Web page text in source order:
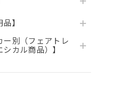
品】
ー別（フェアトレ
シカル商品）】